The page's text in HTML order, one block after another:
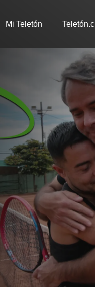
Mi Teletón Teletón.cl